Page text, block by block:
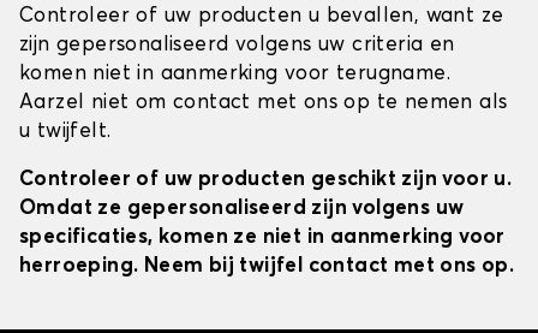
Controleer of uw producten u bevallen, want ze
zijn gepersonaliseerd volgens uw criteria en
komen niet in aanmerking voor terugname.
Aarzel niet om contact met ons op te nemen als
u twijfelt.
Controleer of uw producten geschikt zijn voor u.
Omdat ze gepersonaliseerd zijn volgens uw
specificaties, komen ze niet in aanmerking voor
herroeping. Neem bij twijfel contact met ons op.